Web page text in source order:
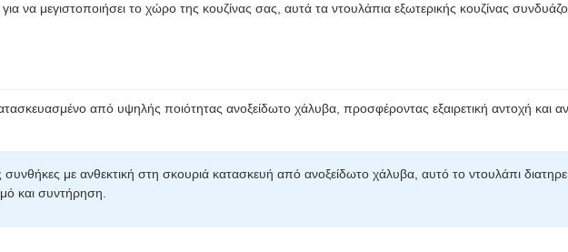
να μεγιστοποιήσει το χώρο της κουζίνας σας, αυτά τα ντουλάπια εξωτερικής κουζίνας
από υψηλής ποιότητας ανοξείδωτο χάλυβα, προσφέροντας εξαιρετική αντοχή και
συνθήκες με ανθεκτική στη σκουριά κατασκευή από ανοξείδωτο χάλυβα, αυτό το ντουλάπι
και συντήρηση.